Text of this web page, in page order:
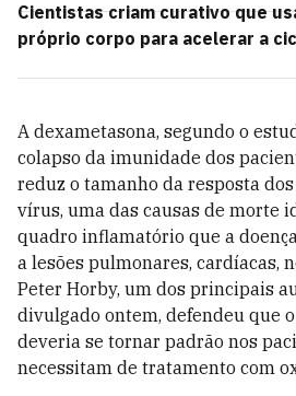
Cientistas criam curativo que
próprio corpo para acelerar a
A dexametasona, segundo o
colapso da imunidade dos
reduz o tamanho da resposta
vírus, uma das causas de morte
quadro inflamatório que a
a lesões pulmonares, cardíacas,
Peter Horby, um dos principais
divulgado ontem, defendeu que
deveria se tornar padrão nos
necessitam de tratamento com